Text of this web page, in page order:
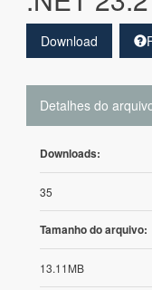
Download
Detalhes do
Downloads:
35
Tamanho do arquivo:
13.11MB